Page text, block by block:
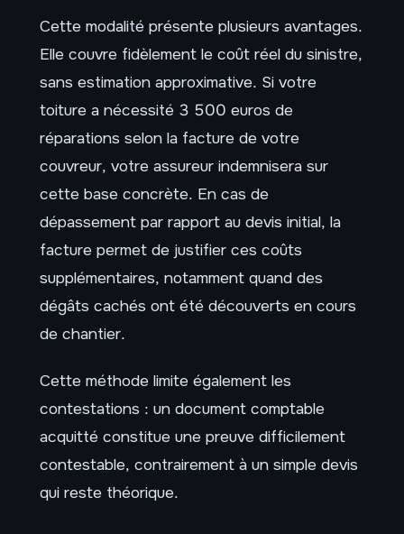
Cette modalité présente plusieurs avantages.
Elle couvre fidèlement le coût réel du sinistre,
sans estimation approximative. Si votre
toiture a nécessité 3 500 euros de
réparations selon la facture de votre
couvreur, votre assureur indemnisera sur
cette base concrète. En cas de
dépassement par rapport au devis initial, la
facture permet de justifier ces coûts
supplémentaires, notamment quand des
dégâts cachés ont été découverts en cours
de chantier.
Cette méthode limite également les
contestations : un document comptable
acquitté constitue une preuve difficilement
contestable, contrairement à un simple devis
qui reste théorique.